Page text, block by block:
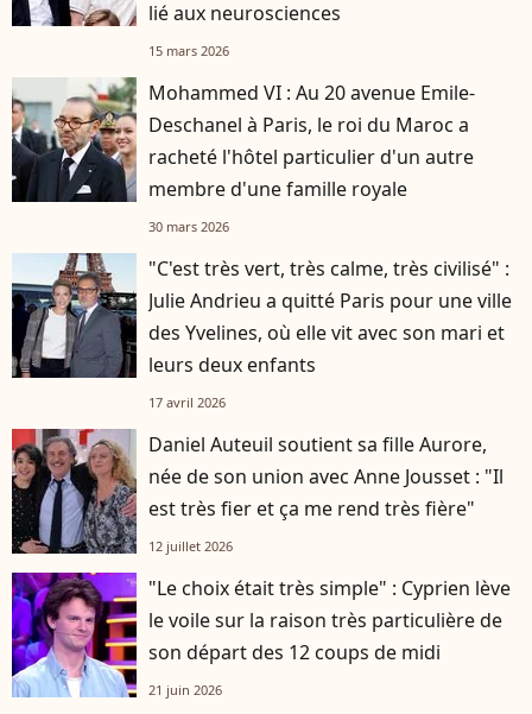
lié aux neurosciences
15 mars 2026
Mohammed VI : Au 20 avenue Emile-
Deschanel à Paris, le roi du Maroc a
racheté l'hôtel particulier d'un autre
membre d'une famille royale
30 mars 2026
"C'est très vert, très calme, très civilisé" :
Julie Andrieu a quitté Paris pour une ville
des Yvelines, où elle vit avec son mari et
leurs deux enfants
17 avril 2026
Daniel Auteuil soutient sa fille Aurore,
née de son union avec Anne Jousset : "Il
est très fier et ça me rend très fière"
12 juillet 2026
"Le choix était très simple" : Cyprien lève
le voile sur la raison très particulière de
son départ des 12 coups de midi
21 juin 2026